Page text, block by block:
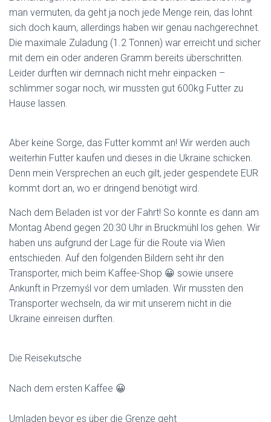
man vermuten, da geht ja noch jede Menge rein, das lohnt
sich doch kaum, allerdings haben wir genau nachgerechnet.
Die maximale Zuladung (1.2 Tonnen) war erreicht und sicher
mit dem ein oder anderen Gramm bereits überschritten.
Leider durften wir demnach nicht mehr einpacken –
schlimmer sogar noch, wir mussten gut 600kg Futter zu
Hause lassen.
Aber keine Sorge, das Futter kommt an! Wir werden auch
weiterhin Futter kaufen und dieses in die Ukraine schicken.
Denn mein Versprechen an euch gilt, jeder gespendete EUR
kommt dort an, wo er dringend benötigt wird.
Nach dem Beladen ist vor der Fahrt! So konnte es dann am
Montag Abend gegen 20:30 Uhr in Bruckmühl los gehen. Wir
haben uns aufgrund der Lage für die Route via Wien
entschieden. Auf den folgenden Bildern seht ihr den
Transporter, mich beim Kaffee-Shop 😀 sowie unsere
Ankunft in Przemyśl vor dem umladen. Wir mussten den
Transporter wechseln, da wir mit unserem nicht in die
Ukraine einreisen durften.
Die Reisekutsche
Nach dem ersten Kaffee 😀
Umladen bevor es über die Grenze geht